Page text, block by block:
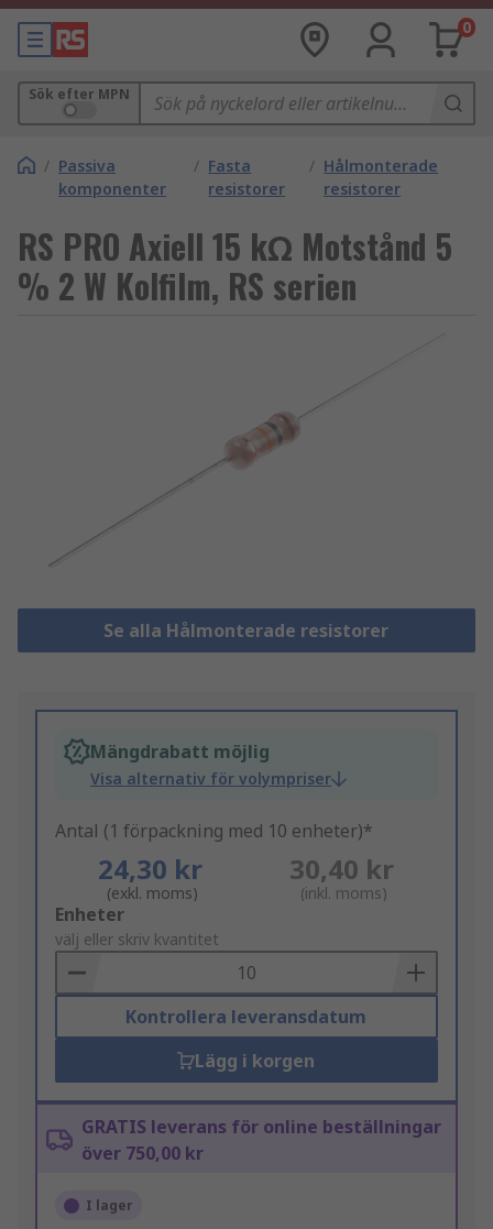
0
Sök efter MPN
/ Passiva
komponenter
/ Fasta
resistorer
/ Hålmonterade
resistorer
RS PRO Axiell 15 kΩ Motstånd 5
% 2 W Kolfilm, RS serien
Se alla Hålmonterade resistorer
Mängdrabatt möjlig
Visa alternativ för volympriser
Antal (1 förpackning med 10 enheter)*
24,30 kr
(exkl. moms)
30,40 kr
(inkl. moms)
Add
to
Basket
Enheter
välj eller skriv kvantitet
Kontrollera leveransdatum
Lägg i korgen
GRATIS leverans för online beställningar
över 750,00 kr
I lager